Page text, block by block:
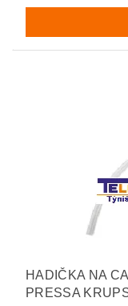
HADIČKA NA
PRESSA